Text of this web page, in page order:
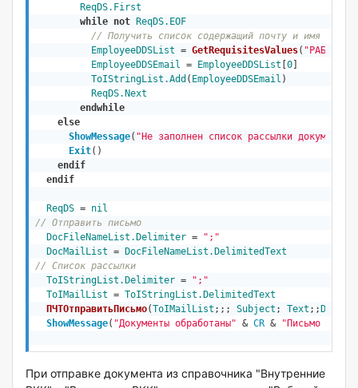
ReqDS.First
while not
ReqDS.EOF
// Получить список содержащий почту и имя
EmployeeDDSList = GetRequisitesValues( "РАБ"
EmployeeDDSEmail = EmployeeDDSList 0
ToIStringList.Add ( EmployeeDDSEmail )
ReqDS.Next
endwhile
else
ShowMessage( "Не заполнен список рассылки документа
Exit()
endif
endif
ReqDS = nil
// Отправить письмо
DocFileNameList.Delimiter =
";"
DocMailList =
DocFileNameList.DelimitedText
// Список рассылки
ToIStringList.Delimiter =
";"
ToIMailList = ToIStringList.DelimitedText
ПЧТОтправитьПисьмо(ToIMailList ;;; Subject ; Text ;;
ShowMessage( "Документы обработаны" & CR & "Письмо
При отправке документа из справочника "Внутренние